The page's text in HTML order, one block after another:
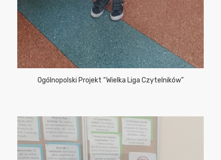
Ogólnopolski Projekt “Wielka Liga Czytelników”